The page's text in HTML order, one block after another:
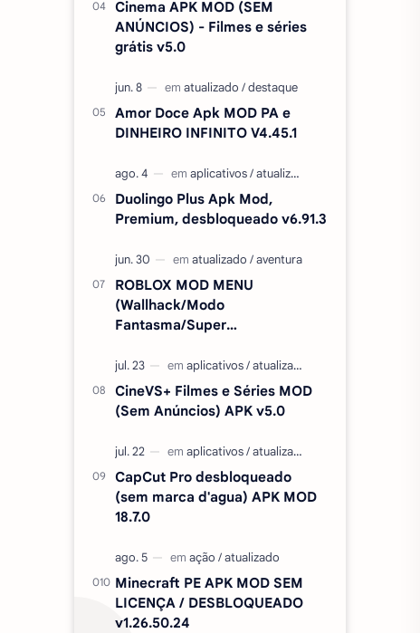
Cinema APK MOD (SEM
ANÚNCIOS) - Filmes e séries
grátis v5.0
Amor Doce Apk MOD PA e
DINHEIRO INFINITO V4.45.1
Duolingo Plus Apk Mod,
Premium, desbloqueado v6.91.3
ROBLOX MOD MENU
(Wallhack/Modo
Fantasma/Super
CineVS+ Filmes e Séries MOD
(Sem Anúncios) APK v5.0
CapCut Pro desbloqueado
(sem marca d'agua) APK MOD
18.7.0
Minecraft PE APK MOD SEM
LICENÇA / DESBLOQUEADO
v1.26.50.24